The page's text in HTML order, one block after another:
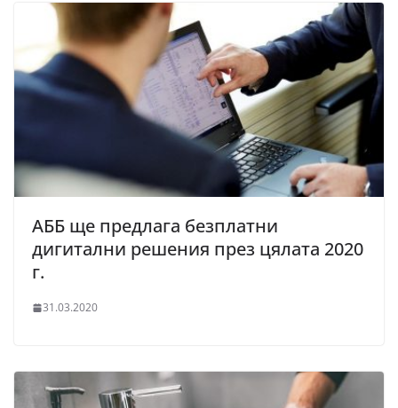
АББ ще предлага безплатни
дигитални решения през цялата 2020
г.
31.03.2020